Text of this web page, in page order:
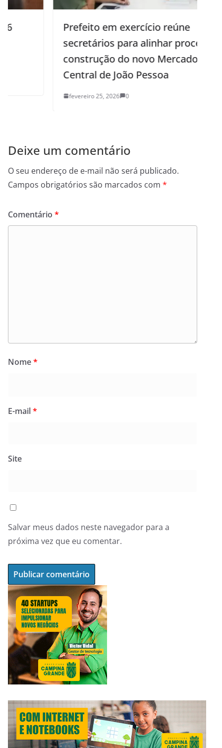
Prefeito em exercício reúne
secretários para alinhar processo de
construção do novo Mercado
Central de João Pessoa
fevereiro 25, 2026 0
Deixe um comentário
O seu endereço de e-mail não será publicado.
Campos obrigatórios são marcados com *
Comentário *
Nome*
E-mail*
Site
Salvar meus dados neste navegador para a
próxima vez que eu comentar.